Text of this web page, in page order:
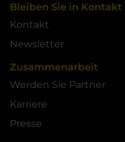
Bleiben Sie in Kontakt
Kontakt
Newsletter
Zusammenarbeit
Werden Sie Partner
Karriere
Presse